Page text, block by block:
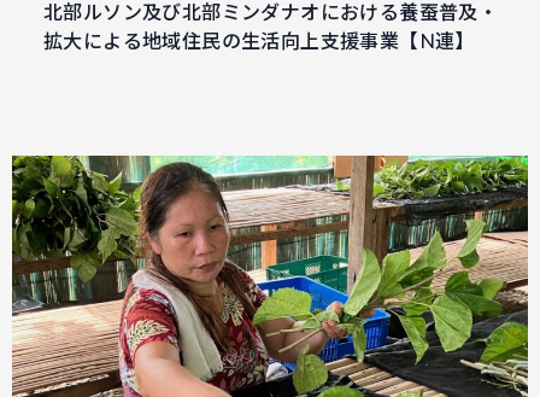
北部ルソン及び北部ミンダナオにおける養蚕普及・
拡大による地域住民の生活向上支援事業【N連】